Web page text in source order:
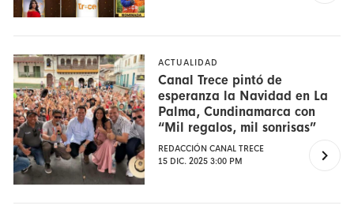
ACTUALIDAD
Canal Trece pintó de
esperanza la Navidad en La
Palma, Cundinamarca con
“Mil regalos, mil sonrisas”
REDACCIÓN CANAL TRECE
15 DIC. 2025 3:00 PM